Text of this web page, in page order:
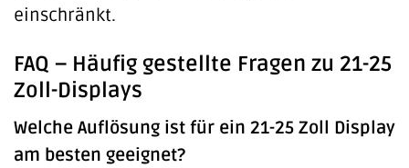
einschränkt.
FAQ – Häufig gestellte Fragen zu 21-25
Zoll-Displays
Welche Auflösung ist für ein 21-25 Zoll Display
am besten geeignet?